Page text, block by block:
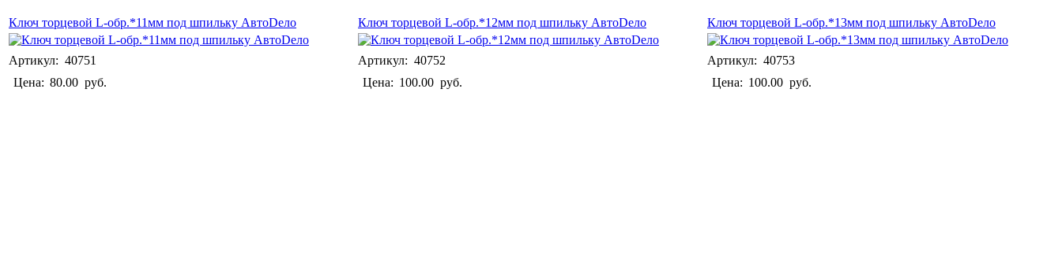
Ключ торцевой L-обр.*11мм под шпильку АвтоDело Ключ торцевой L-обр.*12мм под шпильку АвтоDело Ключ торцевой L-обр.*13мм под шпильку АвтоDело
Артикул: 40751 Артикул: 40752
Артикул: 40753
Цена: 80.00 руб. Цена: 100.00 руб. Цена: 100.00 руб.